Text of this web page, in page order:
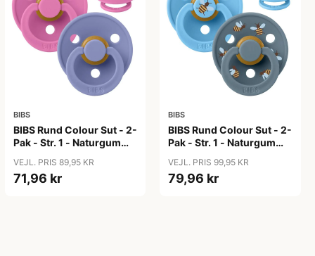
BIBS
BIBS Rund Colour Sut - 2-
Pak - Str. 1 - Naturgummi
VEJL. PRIS 89,95 KR
71,96 kr
BIBS
BIBS Rund Colour Sut - 2-
Pak - Str. 1 - Naturgummi
Breeze Mix
VEJL. PRIS 99,95 KR
79,96 kr